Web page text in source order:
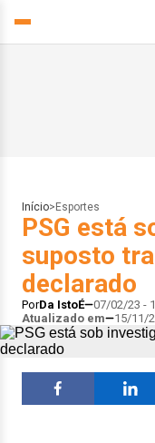
Início> Esportes
PSG está
suposto
declarado
PorDa IstoÉ 07/02/23 -
Atualizado em
15/11/